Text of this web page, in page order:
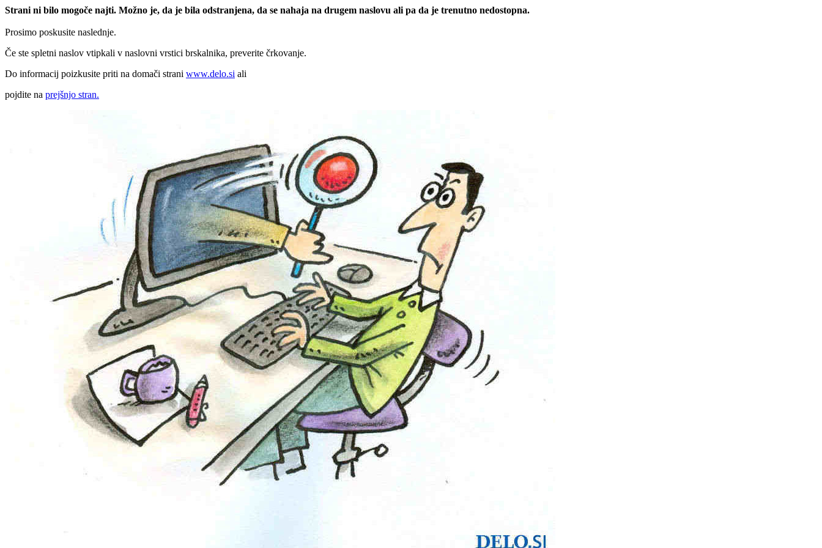
Strani ni bilo mogoče najti. Možno je, da je bila odstranjena, da se nahaja na drugem naslovu ali pa da je trenutno nedostopna.
Prosimo poskusite naslednje.
Če ste spletni naslov vtipkali v naslovni vrstici brskalnika, preverite črkovanje.
Do informacij poizkusite priti na domači strani www.delo.si ali
pojdite na prejšnjo stran.